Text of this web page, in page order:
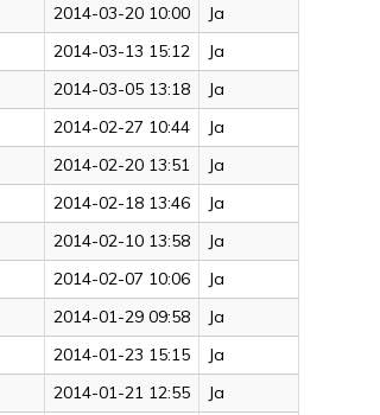
2014-03-20 10:00
Ja
2014-03-13 15:12
Ja
2014-03-05 13:18
Ja
2014-02-27 10:44
Ja
2014-02-20 13:51
Ja
2014-02-18 13:46
Ja
2014-02-10 13:58
Ja
2014-02-07 10:06
Ja
2014-01-29 09:58
Ja
2014-01-23 15:15
Ja
2014-01-21 12:55
Ja